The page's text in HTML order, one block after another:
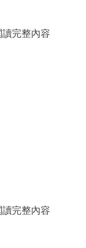
讀完整內容
讀完整內容